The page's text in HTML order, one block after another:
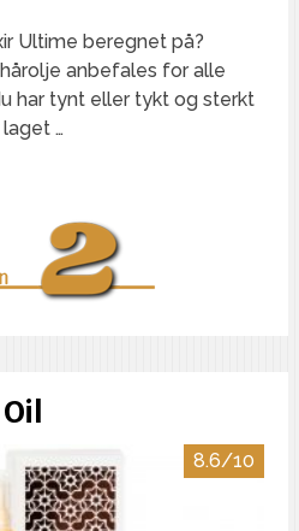
Ultime beregnet på?
anbefales for alle
har tynt eller tykt og sterkt
…
8.6/10